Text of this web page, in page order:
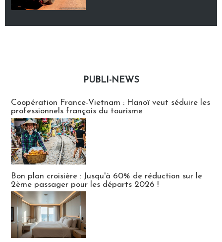
PUBLI-NEWS
Coopération France-Vietnam : Hanoï veut séduire les
professionnels français du tourisme
Bon plan croisière : Jusqu'à 60% de réduction sur le
2ème passager pour les départs 2026 !